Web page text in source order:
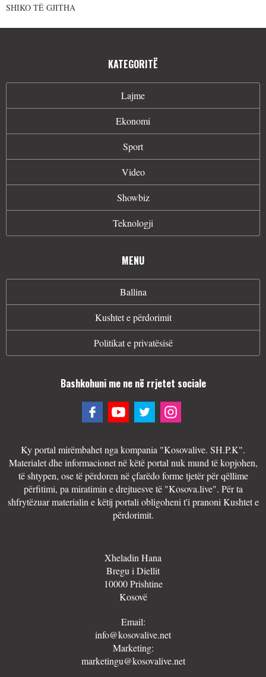
SHIKO TË GJITHA
KATEGORITË
Lajme
Ekonomi
Sport
Video
Showbiz
Teknologji
MENU
Ballina
Kushtet e përdorimit
Politikat e privatësisë
Bashkohuni me ne në rrjetet sociale
Ky portal mirëmbahet nga kompania "Kosovalive. SH.P.K".
Materialet dhe informacionet në këtë portal nuk mund të kopjohen,
të shtypen, ose të përdoren në çfarëdo forme tjetër për qëllime
përfitimi, pa miratimin e drejtuesve të "Kosova.live". Për ta
shfrytëzuar materialin e këtij portali obligoheni t'i pranoni Kushtet e
përdorimit.
Xheladin Hana
Bregu i Diellit
10000 Prishtine
Kosovë
Email:
info@kosovalive.net
Marketing:
marketingu@kosovalive.net